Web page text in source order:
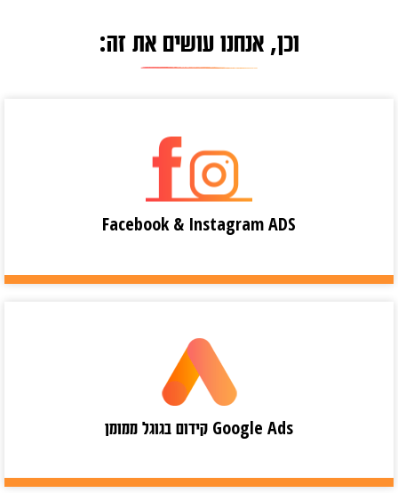
וכן, אנחנו עושים את זה:
Facebook & Instagram ADS
Google Ads קידום בגוגל ממומן